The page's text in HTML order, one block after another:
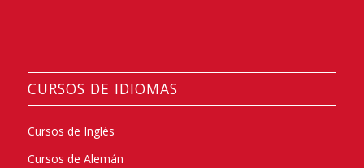
CURSOS DE IDIOMAS
Cursos de Inglés
Cursos de Alemán